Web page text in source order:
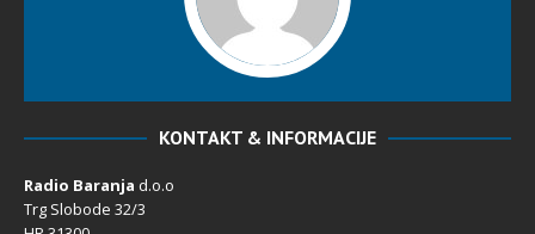
KONTAKT & INFORMACIJE
Radio Baranja d.o.o
Trg Slobode 32/3